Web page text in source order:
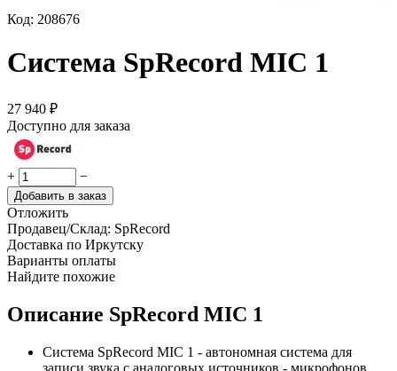
Код: 208676
Система SpRecord MIC 1
27 940 ₽
Доступно для заказа
+ −
Добавить в заказ
Отложить
Продавец/Склад: SpRecord
Доставка по Иркутску
Варианты оплаты
Найдите похожие
Описание SpRecord MIC 1
Система SpRecord MIC 1 - автономная система для
записи звука с аналоговых источников - микрофонов,